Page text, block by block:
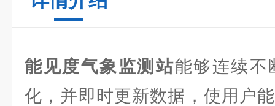
能见度气象监测站能够连续不
化，并即时更新数据，使用户